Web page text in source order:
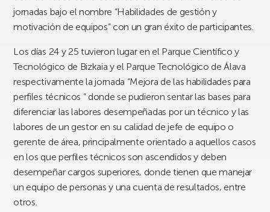
jornadas bajo el nombre “Habilidades de gestión y
motivación de equipos” con un gran éxito de participantes.
Los días 24 y 25 tuvieron lugar en el Parque Científico y
Tecnológico de Bizkaia y el Parque Tecnológico de Álava
respectivamente la jornada “Mejora de las habilidades para
perfiles técnicos “ donde se pudieron sentar las bases para
diferenciar las labores desempeñadas por un técnico y las
labores de un gestor en su calidad de jefe de equipo o
gerente de área, principalmente orientado a aquellos casos
en los que perfiles técnicos son ascendidos y deben
desempeñar cargos superiores, donde tienen que manejar
un equipo de personas y una cuenta de resultados, entre
otros.